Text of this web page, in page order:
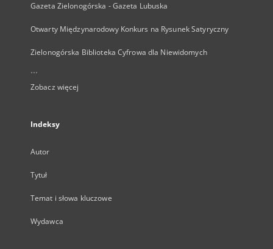
Gazeta Zielonogórska - Gazeta Lubuska
Otwarty Międzynarodowy Konkurs na Rysunek Satyryczny
Zielonogórska Biblioteka Cyfrowa dla Niewidomych
...
Zobacz więcej
Indeksy
Autor
Tytuł
Temat i słowa kluczowe
Wydawca